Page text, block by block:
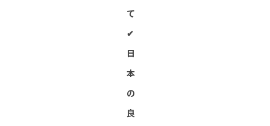
て
✔︎
日
本
の
良